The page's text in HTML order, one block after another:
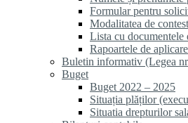
Formular pentru
Modalitatea de
Lista cu documentele
Rapoartele de
Buletin informativ (Legea
Buget
Buget 2022 – 2025
Situația plăților
Situatia drepturilor